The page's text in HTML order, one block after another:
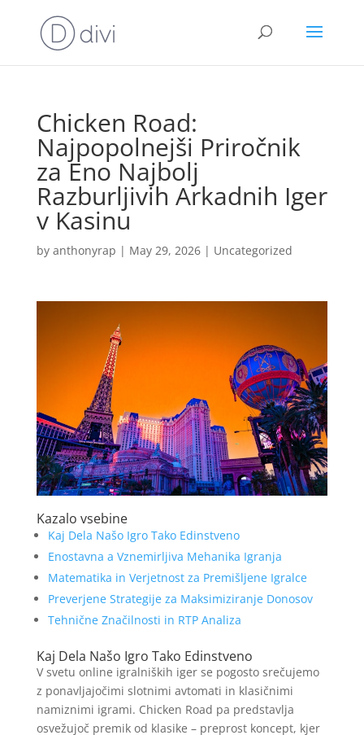
Chicken Road:
Najpopolnejši Priročnik
za Eno Najbolj
Razburljivih Arkadnih Iger
v Kasinu
by anthonyrap | May 29, 2026| Uncategorized
Kazalo vsebine
Kaj Dela Našo Igro Tako Edinstveno
Enostavna a Vznemirljiva Mehanika Igranja
Matematika in Verjetnost za Premišljene Igralce
Preverjene Strategije za Maksimiziranje Donosov
Tehnične Značilnosti in RTP Analiza
Kaj Dela Našo Igro Tako Edinstveno
V svetu online igralniških iger se pogosto srečujemo
z ponavljajočimi slotnimi avtomati in klasičnimi
namiznimi igrami. Chicken Road pa predstavlja
osvežujoč premik od klasike – preprost koncept, kjer